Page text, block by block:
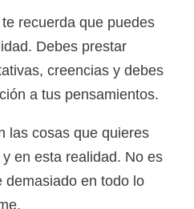
recuerda que puedes
Debes prestar
creencias y debes
a tus pensamientos.
las cosas que quieres
en esta realidad. No es
demasiado en todo lo